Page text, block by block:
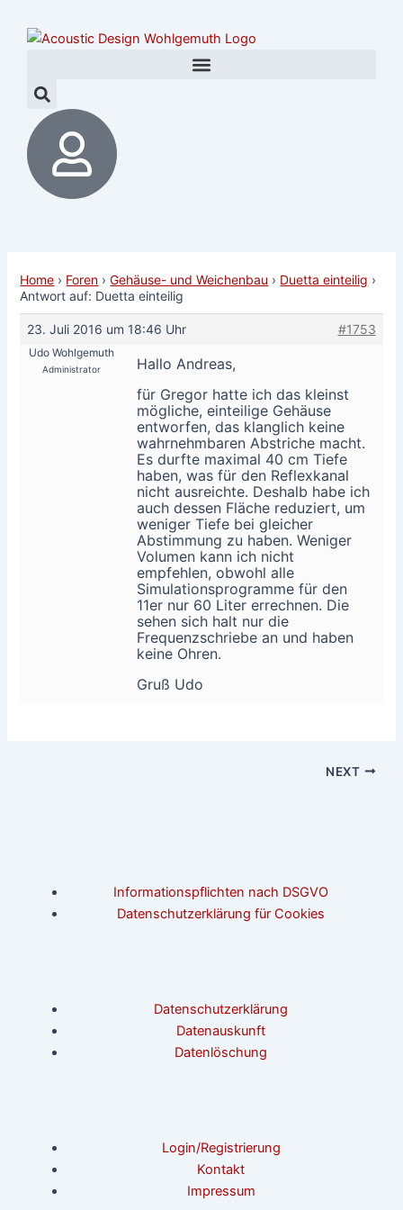
Inhalt
Home › Foren › Gehäuse- und Weichenbau › Duetta einteilig ›
Antwort auf: Duetta einteilig
23. Juli 2016 um 18:46 Uhr #1753
Udo Wohlgemuth
Administrator
Hallo Andreas,
für Gregor hatte ich das kleinst
mögliche, einteilige Gehäuse
entworfen, das klanglich keine
wahrnehmbaren Abstriche macht.
Es durfte maximal 40 cm Tiefe
haben, was für den Reflexkanal
nicht ausreichte. Deshalb habe ich
auch dessen Fläche reduziert, um
weniger Tiefe bei gleicher
Abstimmung zu haben. Weniger
Volumen kann ich nicht
empfehlen, obwohl alle
Simulationsprogramme für den
11er nur 60 Liter errechnen. Die
sehen sich halt nur die
Frequenzschriebe an und haben
keine Ohren.
Gruß Udo
navigation
NEXT
Informationspflichten nach DSGVO
Datenschutzerklärung für Cookies
Datenschutzerklärung
Datenauskunft
Datenlöschung
Login/Registrierung
Kontakt
Impressum